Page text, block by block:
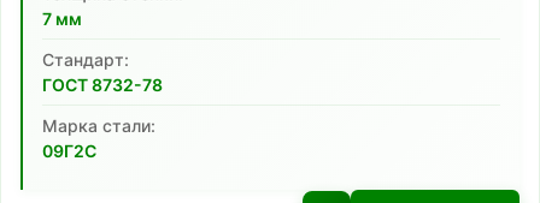
7 мм
Cтандарт:
ГОСТ 8732-78
Марка стали:
09Г2С